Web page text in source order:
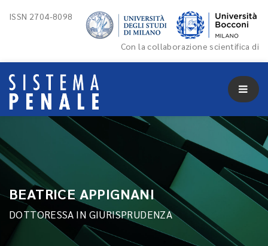
ISSN 2704-8098
Con la collaborazione scientifica di
BEATRICE APPIGNANI
DOTTORESSA IN GIURISPRUDENZA